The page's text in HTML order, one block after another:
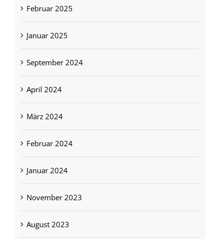
Februar 2025
Januar 2025
September 2024
April 2024
März 2024
Februar 2024
Januar 2024
November 2023
August 2023